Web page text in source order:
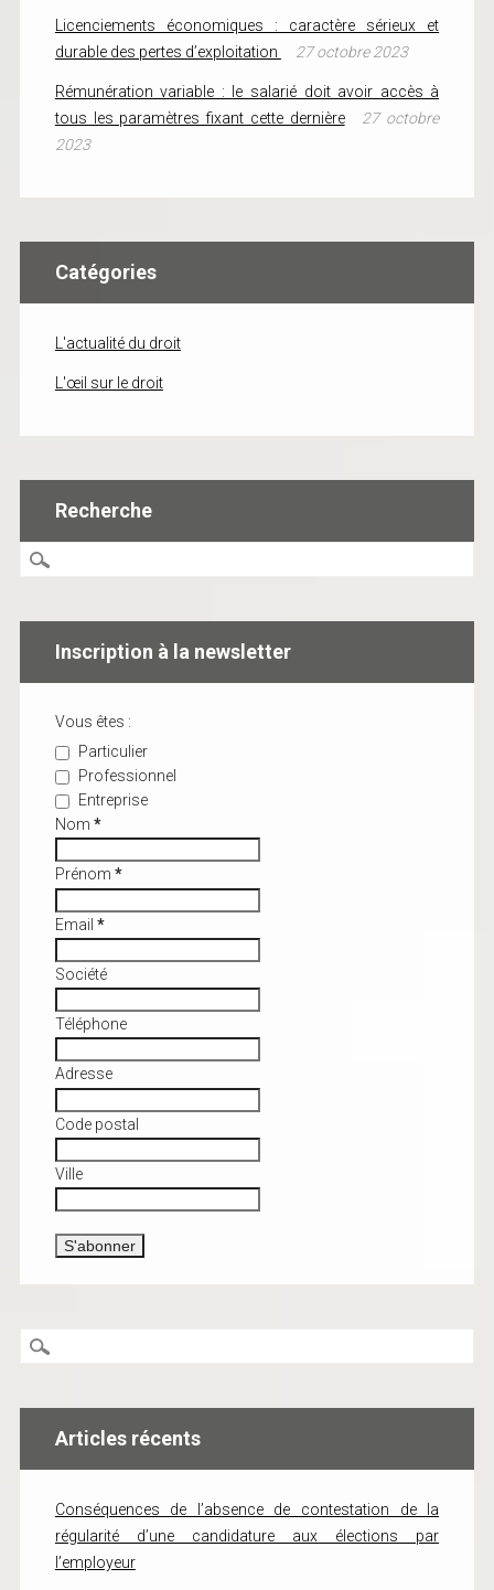
Licenciements économiques : caractère sérieux et
durable des pertes d’exploitation
27 octobre 2023
Rémunération variable : le salarié doit avoir accès à
tous les paramètres fixant cette dernière
27 octobre
2023
Catégories
L'actualité du droit
L'œil sur le droit
Recherche
Inscription à la newsletter
Vous êtes :
Particulier
Professionnel
Entreprise
Nom *
Prénom *
Email *
Société
Téléphone
Adresse
Code postal
Ville
Articles récents
Conséquences de l’absence de contestation de la
régularité d’une candidature aux élections par
l’employeur